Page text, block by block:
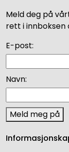
Meld deg på
rett i innboksen
E-post:
Navn:
Meld meg på